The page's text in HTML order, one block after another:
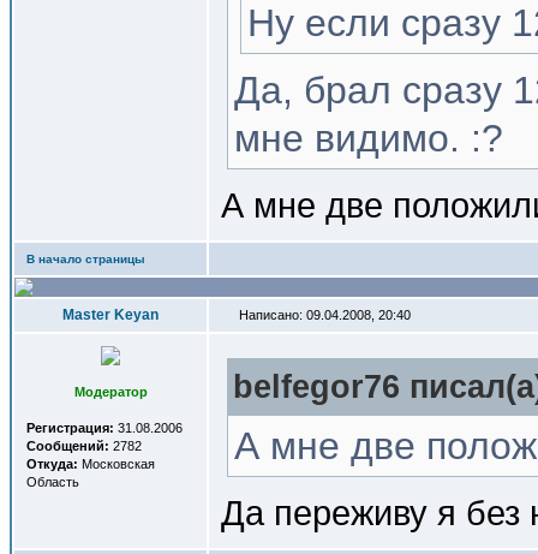
Ну если сразу
Да, брал сразу
мне видимо. :?
А мне две
В начало страницы
Master Keyan Написано: 09.04.2008, 20:40
Модератор
Регистрация: 31.08.2006
Сообщений: 2782
Откуда: Московская
Область
belfegor76
А мне две
Да переживу я